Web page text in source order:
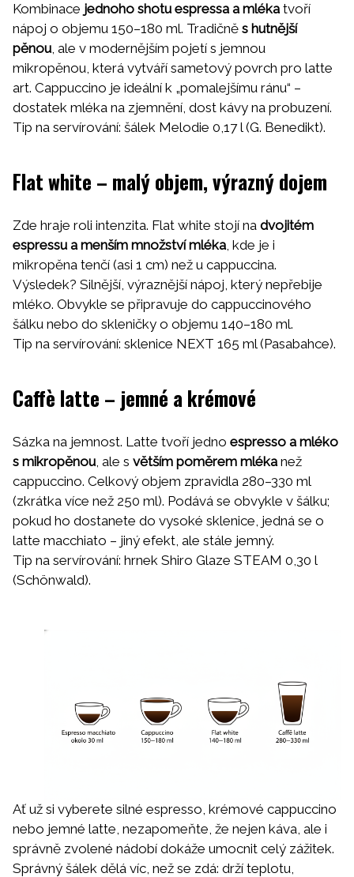
Kombinace jednoho shotu espressa a mléka tvoří
nápoj o objemu 150–180 ml. Tradičně s hutnější
pěnou, ale v modernějším pojetí s jemnou
mikropěnou, která vytváří sametový povrch pro latte
art. Cappuccino je ideální k „pomalejšímu ránu“ –
dostatek mléka na zjemnění, dost kávy na probuzení.
Tip na servírování: šálek Melodie 0,17 l (G. Benedikt).
Flat white – malý objem, výrazný dojem
Zde hraje roli intenzita. Flat white stojí na dvojitém
espressu a menším množství mléka, kde je i
mikropěna tenčí (asi 1 cm) než u cappuccina.
Výsledek? Silnější, výraznější nápoj, který nepřebije
mléko. Obvykle se připravuje do cappuccinového
šálku nebo do skleničky o objemu 140–180 ml.
Tip na servírování: sklenice NEXT 165 ml (Pasabahce).
Caffè latte – jemné a krémové
Sázka na jemnost. Latte tvoří jedno espresso a mléko
s mikropěnou, ale s větším poměrem mléka než
cappuccino. Celkový objem zpravidla 280–330 ml
(zkrátka více než 250 ml). Podává se obvykle v šálku;
pokud ho dostanete do vysoké sklenice, jedná se o
latte macchiato – jiný efekt, ale stále jemný.
Tip na servírování: hrnek Shiro Glaze STEAM 0,30 l
(Schönwald).
Ať už si vyberete silné espresso, krémové cappuccino
nebo jemné latte, nezapomeňte, že nejen káva, ale i
správně zvolené nádobí dokáže umocnit celý zážitek.
Správný šálek dělá víc, než se zdá: drží teplotu,